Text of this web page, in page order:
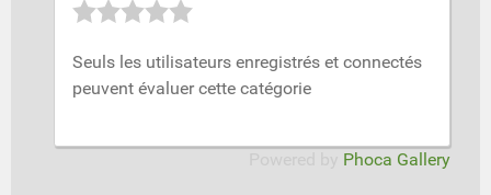
Seuls les utilisateurs enregistrés et connectés
peuvent évaluer cette catégorie
Phoca Gallery